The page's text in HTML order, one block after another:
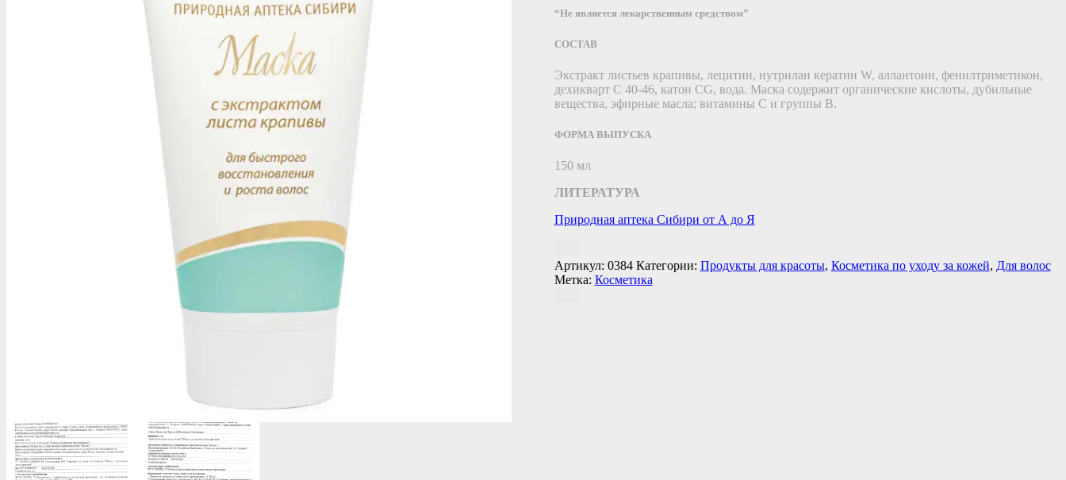
“Не является лекарственным средством”
СОСТАВ
Экстракт листьев крапивы, лецитин, нутрилан кератин W, аллантоин, фенилтриметикон,
дехикварт С 40-46, катон CG, вода. Маска содержит органические кислоты, дубильные
вещества, эфирные масла; витамины С и группы В.
ФОРМА ВЫПУСКА
150 мл
ЛИТЕРАТУРА
Природная аптека Сибири от А до Я
Артикул: 0384 Категории: Продукты для красоты, Косметика по уходу за кожей, Для волос
Метка: Косметика